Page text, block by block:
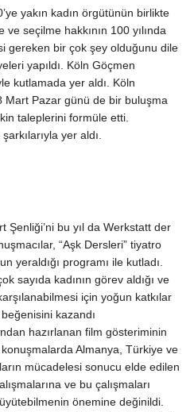
yakın kadın örgütünün birlikte
seçilme hakkının 100 yılında
gereken bir çok şey olduğunu dile
yapıldı. Köln Göçmen
kutlamada yer aldı. Köln
Mart Pazar günü de bir buluşma
taleplerini formüle etti.
yer aldı.
Şenliği’ni bu yıl da Werkstatt der
“Aşk Dersleri” tiyatro
yeraldığı programı ile kutladı.
sayıda kadının görev aldığı ve
için yoğun katkılar
kazandı
hazırlanan film gösteriminin
konuşmalarda Almanya, Türkiye ve
mücadelesi sonucu elde edilen
ve bu çalışmaları
önemine değinildi.